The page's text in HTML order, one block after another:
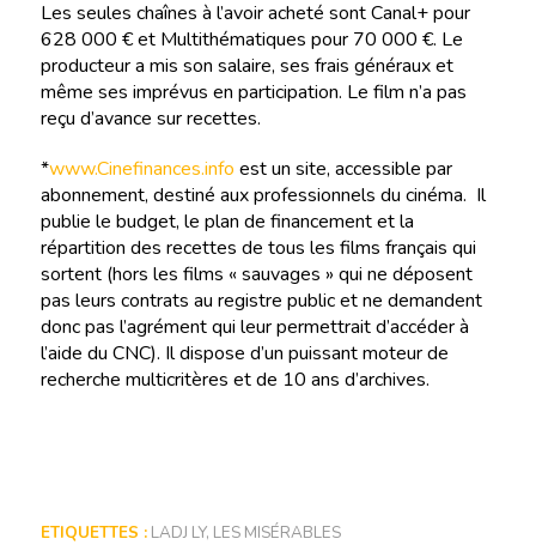
Les seules chaînes à l’avoir acheté sont Canal+ pour
628 000 € et Multithématiques pour 70 000 €. Le
producteur a mis son salaire, ses frais généraux et
même ses imprévus en participation. Le film n’a pas
reçu d’avance sur recettes.
*www.Cinefinances.info est un site, accessible par
abonnement, destiné aux professionnels du cinéma. Il
publie le budget, le plan de financement et la
répartition des recettes de tous les films français qui
sortent (hors les films « sauvages » qui ne déposent
pas leurs contrats au registre public et ne demandent
donc pas l’agrément qui leur permettrait d’accéder à
l’aide du CNC). Il dispose d’un puissant moteur de
recherche multicritères et de 10 ans d’archives.
ETIQUETTES : LADJ LY, LES MISÉRABLES